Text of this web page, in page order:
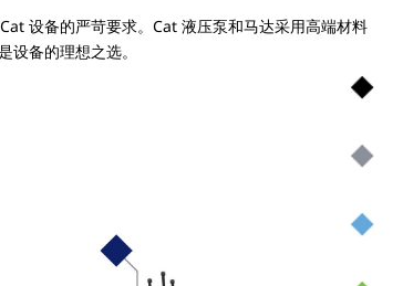
设备的严苛要求。Cat 液压泵和马达采用高端材料
备的理想之选。